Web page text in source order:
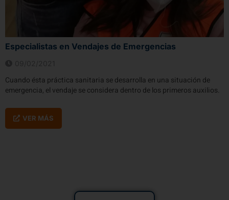
Especialistas en Vendajes de Emergencias
Cuando ésta práctica sanitaria se desarrolla en una situación de
emergencia, el vendaje se considera dentro de los primeros auxilios.
VER MÁS